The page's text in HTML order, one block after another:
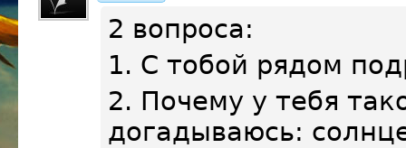
2 вопроса:
1. С тобой рядом
2. Почему у тебя
догадываюсь: